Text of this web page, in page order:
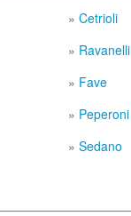
» Cetrioli
» Ravanelli
» Fave
» Peperoni
» Sedano